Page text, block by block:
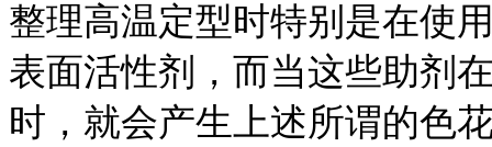
整理高温定型时特别是在使
表面活性剂，而当这些助剂
时，就会产生上述所谓的色